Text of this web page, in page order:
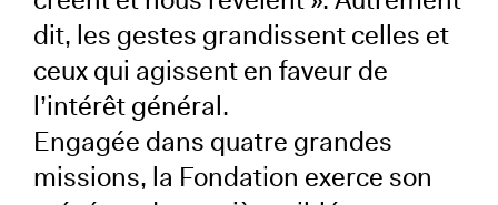
dit, les gestes grandissent celles et
ceux qui agissent en faveur de
l’intérêt général.
Engagée dans quatre grandes
missions, la Fondation exerce son